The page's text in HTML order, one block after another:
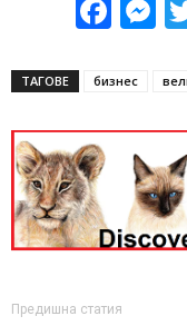
ТАГОВЕ бизнес
Предишна статия